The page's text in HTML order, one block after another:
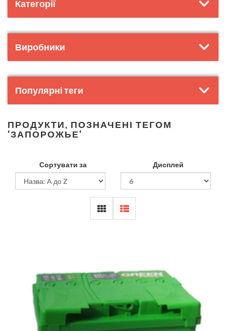
Категорії
Виробники
Популярні теги
ПРОДУКТИ, ПОЗНАЧЕНІ ТЕГОМ
'ЗАПОРОЖЬЕ'
Сортувати за Дисплей